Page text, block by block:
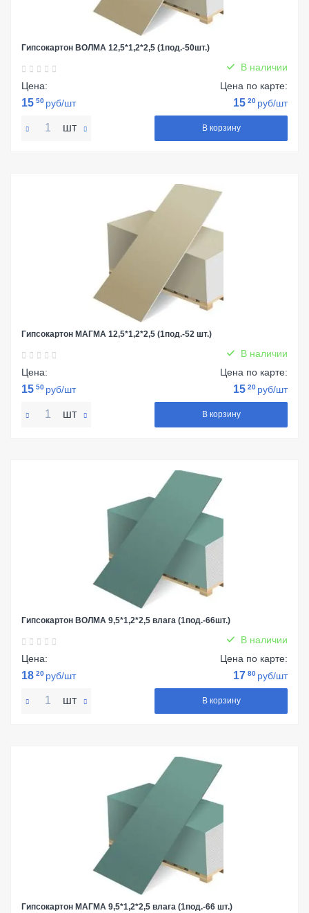
Гипсокартон ВОЛМА 12,5*1,2*2,5 (1под.-50шт.)
В наличии
Цена:
15 50 руб/шт
Цена по карте:
15 20 руб/шт
шт В корзину
Гипсокартон МАГМА 12,5*1,2*2,5 (1под.-52 шт.)
В наличии
Цена:
15 50 руб/шт
Цена по карте:
15 20 руб/шт
шт В корзину
Гипсокартон ВОЛМА 9,5*1,2*2,5 влага (1под.-66шт.)
В наличии
Цена:
18 20 руб/шт
Цена по карте:
17 80 руб/шт
шт В корзину
Гипсокартон МАГМА 9,5*1,2*2,5 влага (1под.-66 шт.)